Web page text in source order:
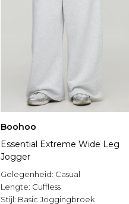
Boohoo
Essential Extreme Wide Leg
Jogger
Gelegenheid: Casual
Lengte: Cuffless
Stijl: Basic Joggingbroek